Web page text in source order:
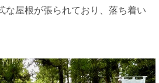
な屋根が張られており、落ち着い